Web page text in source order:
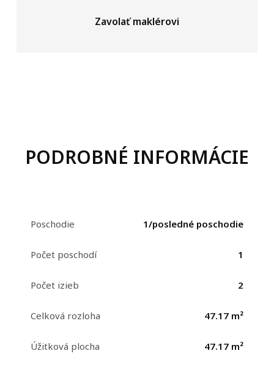
Zavolať maklérovi
PODROBNÉ INFORMÁCIE
Poschodie 1/posledné poschodie
Počet poschodí 1
Počet izieb 2
Celková rozloha 47.17 m²
Úžitková plocha 47.17 m²